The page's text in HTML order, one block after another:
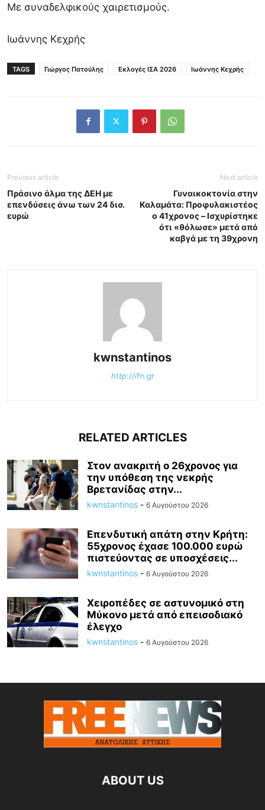
Με συναδελφικούς χαιρετισμούς.
Ιωάννης Κεχρής
TAGS Γιώργος Πατούλης Εκλογές ΙΣΑ 2026 Ιωάννης Κεχρής
Previous article
Πράσινο άλμα της ΔΕΗ με
επενδύσεις άνω των 24 δισ.
ευρώ
Next article
Γυναικοκτονία στην
Καλαμάτα: Προφυλακιστέος
ο 41χρονος – Ισχυρίστηκε
ότι «θόλωσε» μετά από
καβγά με τη 39χρονη
kwnstantinos
http://ifn.gr
RELATED ARTICLES
Στον ανακριτή ο 26χρονος για
την υπόθεση της νεκρής
Βρετανίδας στην...
kwnstantinos - 6 Αυγούστου 2026
Επενδυτική απάτη στην Κρήτη:
55χρονος έχασε 100.000 ευρώ
πιστεύοντας σε υποσχέσεις...
kwnstantinos - 6 Αυγούστου 2026
Χειροπέδες σε αστυνομικό στη
Μύκονο μετά από επεισοδιακό
έλεγχο
kwnstantinos - 6 Αυγούστου 2026
ABOUT US